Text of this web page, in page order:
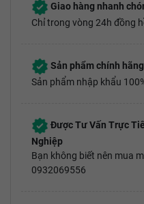
Giao hàng nhanh
Chỉ trong vòng 24h đồng
Sản phẩm chính
Sản phẩm nhập khẩu
Được Tư Vấn Trực
Nghiệp
Bạn không biết nên mua
0932069556